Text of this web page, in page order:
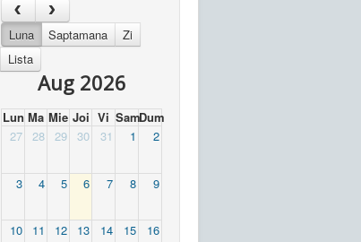
Luna Saptamana
Zi
Lista
Aug 2026
Lun Ma Mie Joi Vi SamDum
27
28 29 30 31 1 2
3 4 5 6 7 8 9
10 11 12 13 14 15 16